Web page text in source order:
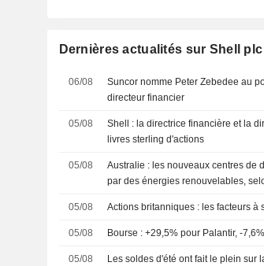
Dernières actualités sur Shell plc
06/08
Suncor nomme Peter Zebedee au
directeur financier
05/08
Shell : la directrice financière et la
livres sterling d'actions
05/08
Australie : les nouveaux centres de
par des énergies renouvelables,
05/08 Actions britanniques : les facteurs à
05/08 Bourse : +29,5% pour Palantir, -
05/08 Les soldes d'été ont fait le plein sur